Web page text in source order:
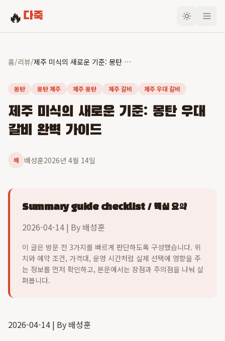
🔥 다죽
홈/리뷰/ 제주 미식의 새로운 기준: 몽탄 우대 갈비 완벽 가이드
몽탄 몽탄 제주 제주 몽탄 제주 갈비 제주 우대 갈비
제주 미식의 새로운 기준: 몽탄 우대
갈비 완벽 가이드
배 배성훈2026년 4월 14일
Summary guide checklist / 핵심 요약
2026-04-14 | By 배성훈
이 글은 방문 전 3가지를 빠르게 판단하도록 구성했습니다. 위
치와 예약 조건, 가격대, 운영 시간처럼 실제 선택에 영향을 주
는 정보를 먼저 확인하고, 본문에서는 장점과 주의점을 나눠 살
펴봅니다.
2026-04-14 | By 배성훈